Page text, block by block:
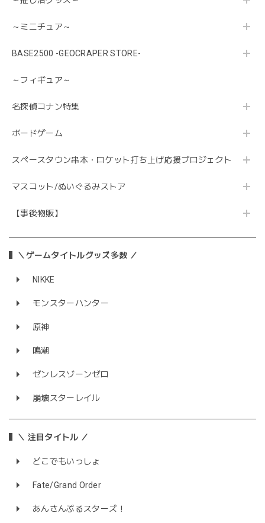
～ミニチュア～
BASE2500 -GEOCRAPER STORE-
～フィギュア～
名探偵コナン特集
ボードゲーム
スペースタウン串本・ロケット打ち上げ応援プロジェクト
マスコット/ぬいぐるみストア
【事後物販】
＼ゲームタイトルグッズ多数 ／
NIKKE
モンスターハンター
原神
鳴潮
ゼンレスゾーンゼロ
崩壊スターレイル
＼ 注目タイトル ／
どこでもいっしょ
Fate/Grand Order
あんさんぶるスターズ！